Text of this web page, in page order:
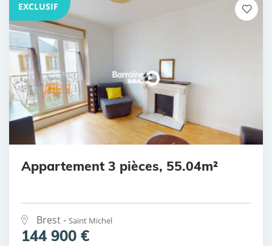
EXCLUSIF
Appartement 3 pièces, 55.04m²
Brest - Saint Michel
144 900 €